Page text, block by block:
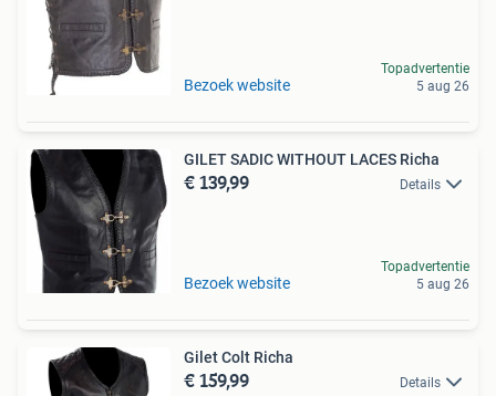
Bezoek website
Topadvertentie
5 aug 26
GILET SADIC WITHOUT LACES Richa
€ 139,99 Details
Bezoek website
Topadvertentie
5 aug 26
Gilet Colt Richa
€ 159,99 Details